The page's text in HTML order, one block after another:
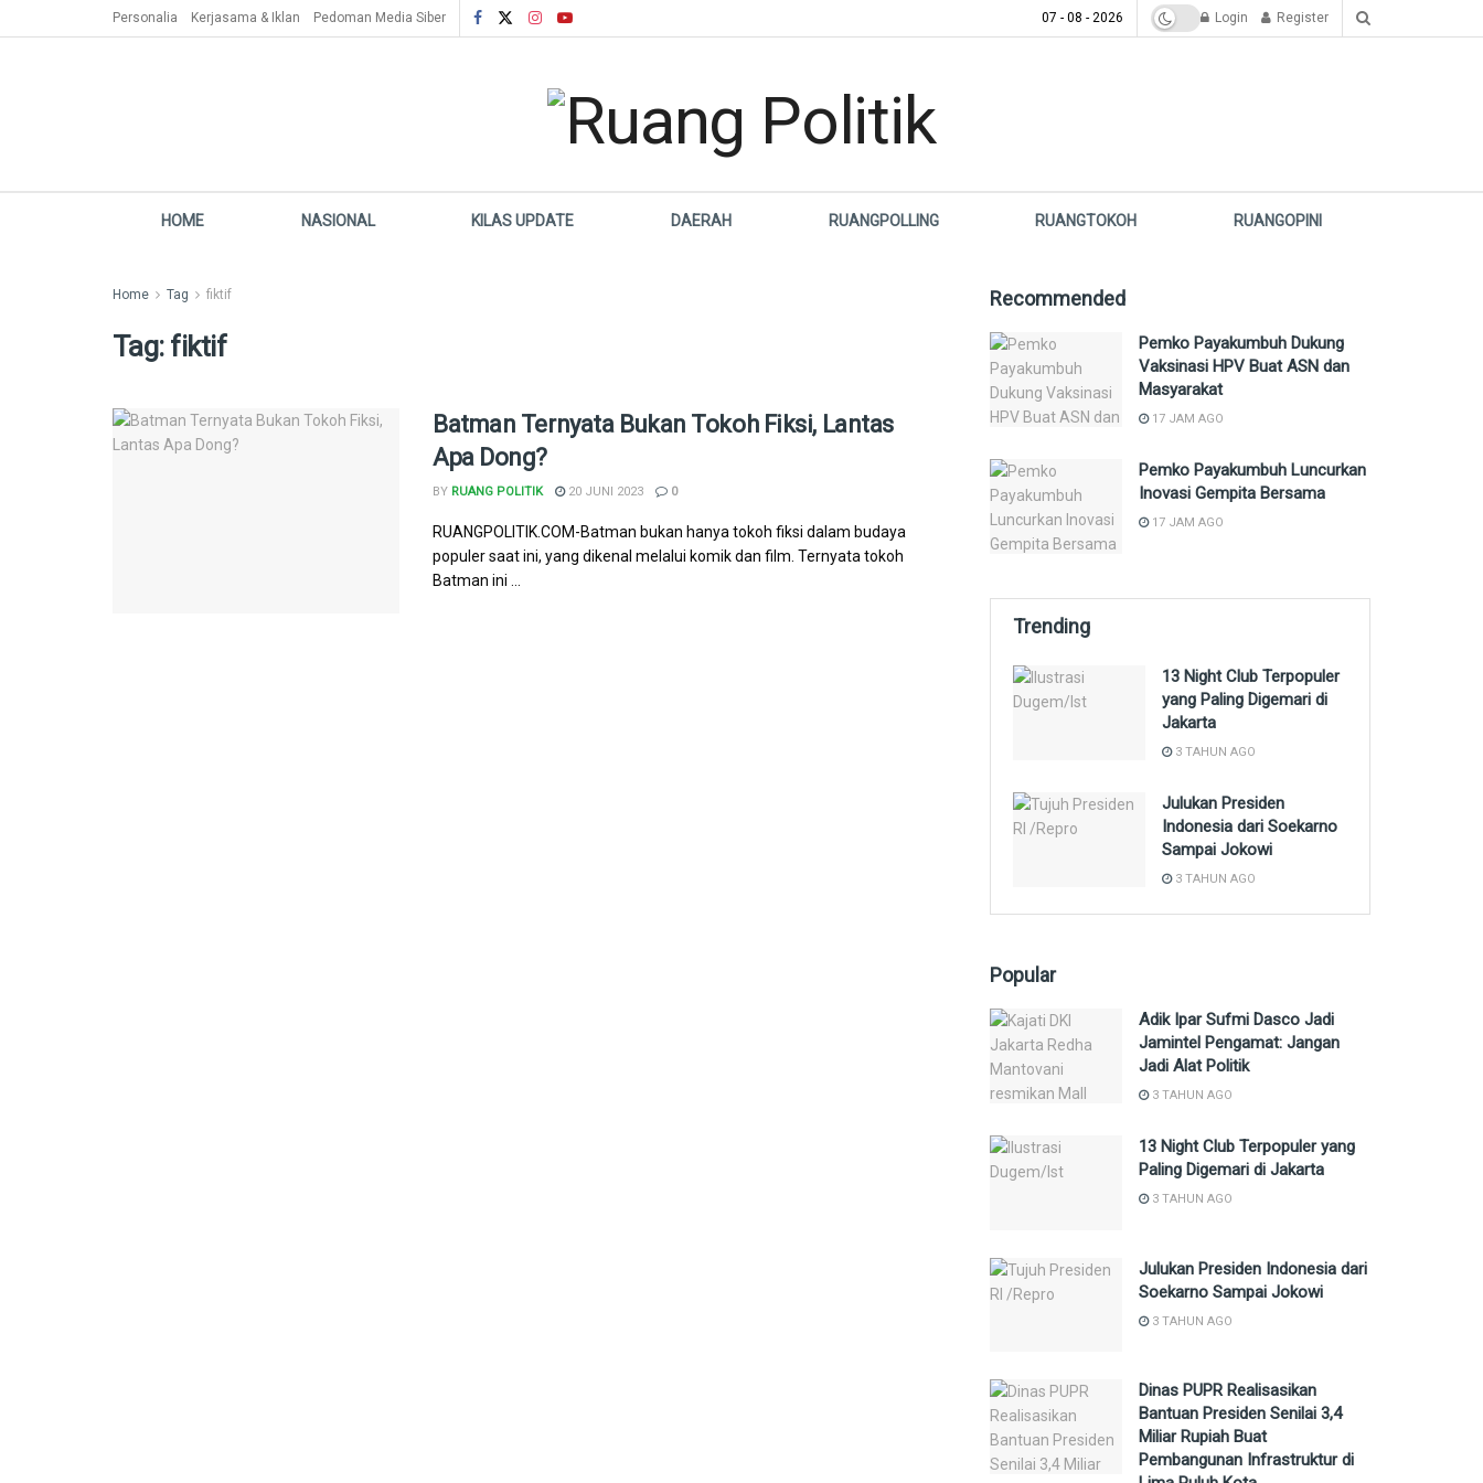
Personalia Kerjasama & Iklan Pedoman Media Siber 07 - 08 - 2026 Login Register
HOME NASIONAL KILAS UPDATE DAERAH RUANGPOLLING RUANGTOKOH RUANGOPINI
Home Tag fiktif
Tag: fiktif
Batman Ternyata Bukan Tokoh Fiksi, Lantas
Apa Dong?
BY RUANG POLITIK 20 JUNI 2023 0
RUANGPOLITIK.COM-Batman bukan hanya tokoh fiksi dalam budaya
populer saat ini, yang dikenal melalui komik dan film. Ternyata tokoh
Batman ini ...
Recommended
Pemko Payakumbuh Dukung
Vaksinasi HPV Buat ASN dan
Masyarakat
17 JAM AGO
Pemko Payakumbuh Luncurkan
Inovasi Gempita Bersama
17 JAM AGO
Trending
13 Night Club Terpopuler
yang Paling Digemari di
Jakarta
3 TAHUN AGO
Julukan Presiden
Indonesia dari Soekarno
Sampai Jokowi
3 TAHUN AGO
Popular
Adik Ipar Sufmi Dasco Jadi
Jamintel Pengamat: Jangan
Jadi Alat Politik
3 TAHUN AGO
13 Night Club Terpopuler yang
Paling Digemari di Jakarta
3 TAHUN AGO
Julukan Presiden Indonesia dari
Soekarno Sampai Jokowi
3 TAHUN AGO
Dinas PUPR Realisasikan
Bantuan Presiden Senilai 3,4
Miliar Rupiah Buat
Pembangunan Infrastruktur di